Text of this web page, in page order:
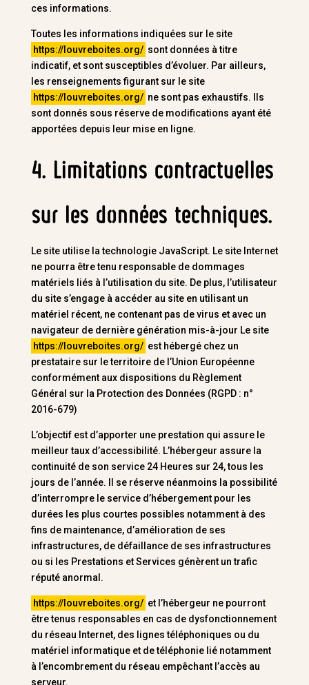
ces informations.
Toutes les informations indiquées sur le site
https://louvreboites.org/ sont données à titre
indicatif, et sont susceptibles d’évoluer. Par ailleurs,
les renseignements figurant sur le site
https://louvreboites.org/ ne sont pas exhaustifs. Ils
sont donnés sous réserve de modifications ayant été
apportées depuis leur mise en ligne.
4. Limitations contractuelles
sur les données techniques.
Le site utilise la technologie JavaScript. Le site Internet
ne pourra être tenu responsable de dommages
matériels liés à l’utilisation du site. De plus, l’utilisateur
du site s’engage à accéder au site en utilisant un
matériel récent, ne contenant pas de virus et avec un
navigateur de dernière génération mis-à-jour Le site
https://louvreboites.org/ est hébergé chez un
prestataire sur le territoire de l’Union Européenne
conformément aux dispositions du Règlement
Général sur la Protection des Données (RGPD : n°
2016-679)
L’objectif est d’apporter une prestation qui assure le
meilleur taux d’accessibilité. L’hébergeur assure la
continuité de son service 24 Heures sur 24, tous les
jours de l’année. Il se réserve néanmoins la possibilité
d’interrompre le service d’hébergement pour les
durées les plus courtes possibles notamment à des
fins de maintenance, d’amélioration de ses
infrastructures, de défaillance de ses infrastructures
ou si les Prestations et Services génèrent un trafic
réputé anormal.
https://louvreboites.org/ et l’hébergeur ne pourront
être tenus responsables en cas de dysfonctionnement
du réseau Internet, des lignes téléphoniques ou du
matériel informatique et de téléphonie lié notamment
à l’encombrement du réseau empêchant l’accès au
serveur.